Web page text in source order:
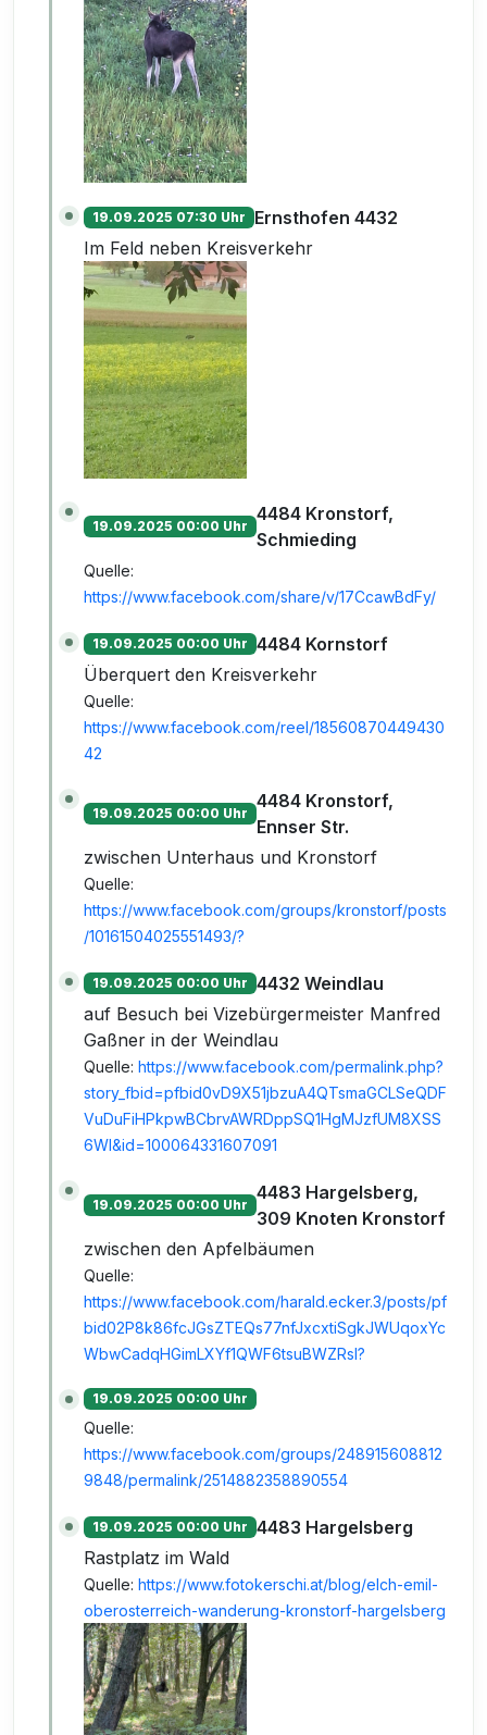
19.09.2025 07:30 Uhr Ernsthofen 4432
Im Feld neben Kreisverkehr
19.09.2025 00:00 Uhr
4484 Kronstorf,
Schmieding
Quelle:
https://www.facebook.com/share/v/17CcawBdFy/
19.09.2025 00:00 Uhr 4484 Kornstorf
Überquert den Kreisverkehr
Quelle:
https://www.facebook.com/reel/18560870449430
42
19.09.2025 00:00 Uhr
4484 Kronstorf,
Ennser Str.
zwischen Unterhaus und Kronstorf
Quelle:
https://www.facebook.com/groups/kronstorf/posts
/10161504025551493/?
19.09.2025 00:00 Uhr 4432 Weindlau
auf Besuch bei Vizebürgermeister Manfred
Gaßner in der Weindlau
Quelle: https://www.facebook.com/permalink.php?
story_fbid=pfbid0vD9X51jbzuA4QTsmaGCLSeQDF
VuDuFiHPkpwBCbrvAWRDppSQ1HgMJzfUM8XSS
6Wl&id=100064331607091
19.09.2025 00:00 Uhr
4483 Hargelsberg,
309 Knoten Kronstorf
zwischen den Apfelbäumen
Quelle:
https://www.facebook.com/harald.ecker.3/posts/pf
bid02P8k86fcJGsZTEQs77nfJxcxtiSgkJWUqoxYc
WbwCadqHGimLXYf1QWF6tsuBWZRsl?
19.09.2025 00:00 Uhr
Quelle:
https://www.facebook.com/groups/248915608812
9848/permalink/2514882358890554
19.09.2025 00:00 Uhr 4483 Hargelsberg
Rastplatz im Wald
Quelle: https://www.fotokerschi.at/blog/elch-emil-
oberosterreich-wanderung-kronstorf-hargelsberg